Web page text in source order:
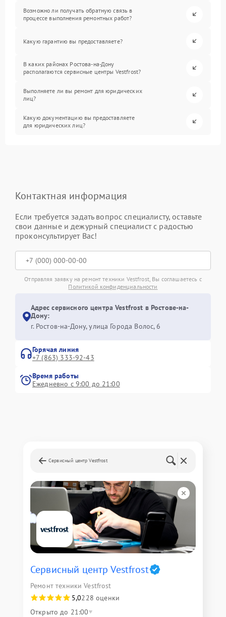
Возможно ли получать обратную связь в
процессе выполнения ремонтных работ?
Какую гарантию вы предоставляете?
В каких районах Ростова-на-Дону
располагаются сервисные центры Vestfrost?
Выполняете ли вы ремонт для юридических
лиц?
Какую документацию вы предоставляете
для юридических лиц?
Контактная информация
Если требуется задать вопрос специалисту, оставьте
свои данные и дежурный специалист с радостью
проконсультирует Вас!
Отправляя заявку на ремонт техники Vestfrost, Вы соглашаетесь с
Политикой конфиденциальности
Адрес сервисного центра Vestfrost в Ростове-на-
Дону:
г. Ростов-на-Дону, улица Города Волос, 6
Горячая линия
+7 (863) 333-92-43
Время работы
Ежедневно с 9:00 до 21:00
Сервисный центр Vestfrost
Сервисный центр Vestfrost
Ремонт техники Vestfrost
5,0228 оценки
Открыто до 21:00